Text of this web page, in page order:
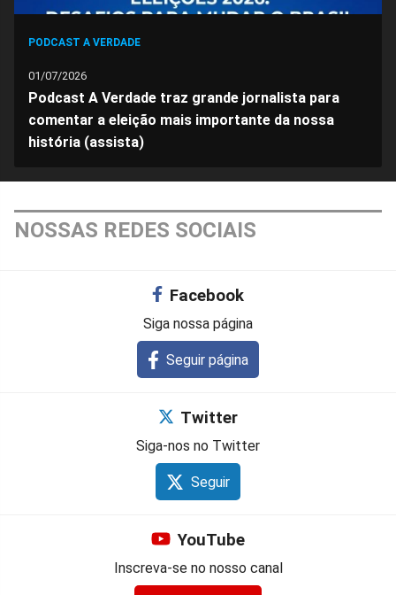
PODCAST A VERDADE
01/07/2026
Podcast A Verdade traz grande jornalista para
comentar a eleição mais importante da nossa
história (assista)
NOSSAS REDES SOCIAIS
Facebook
Siga nossa página
Seguir página
Twitter
Siga-nos no Twitter
Seguir
YouTube
Inscreva-se no nosso canal